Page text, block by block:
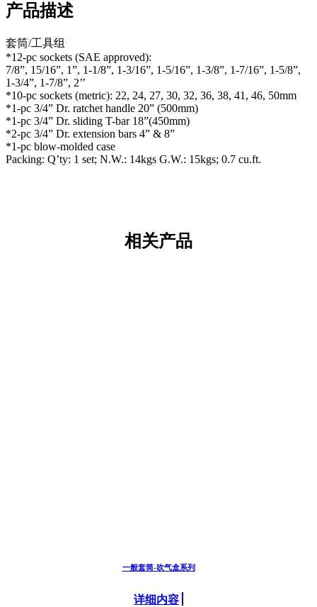
产品描述
套筒/工具组
*12-pc sockets (SAE approved):
7/8”, 15/16”, 1”, 1-1/8”, 1-3/16”, 1-5/16”, 1-3/8”, 1-7/16”, 1-5/8”,
1-3/4”, 1-7/8”, 2’’
*10-pc sockets (metric): 22, 24, 27, 30, 32, 36, 38, 41, 46, 50mm
*1-pc 3/4” Dr. ratchet handle 20” (500mm)
*1-pc 3/4” Dr. sliding T-bar 18”(450mm)
*2-pc 3/4” Dr. extension bars 4” & 8”
*1-pc blow-molded case
Packing: Q’ty: 1 set; N.W.: 14kgs G.W.: 15kgs; 0.7 cu.ft.
相关产品
一般套筒-吹气盒系列
详细内容